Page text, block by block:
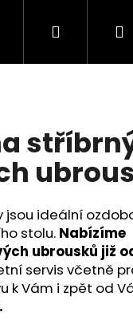
Skládání ubrousků
Hledat
jsou ideální
stolu. Nabízíme
ubrousků již
servis včetně
k Vám i zpět od